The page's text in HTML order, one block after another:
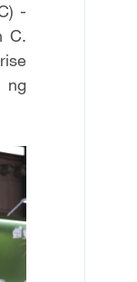
-
C.
ng